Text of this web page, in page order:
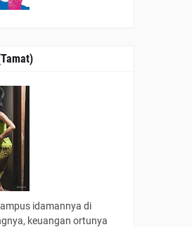
idamannya di
keuangan ortunya